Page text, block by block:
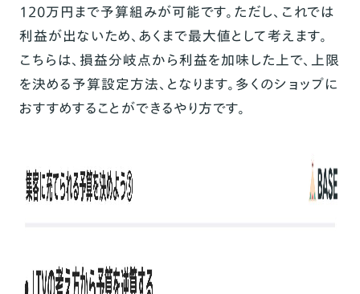
120万円まで予算組みが可能です。ただし、これでは
利益が出ないため、あくまで最大値として考えます。
こちらは、損益分岐点から利益を加味した上で、上限
を決める予算設定方法、となります。多くのショップに
おすすめすることができるやり方です。